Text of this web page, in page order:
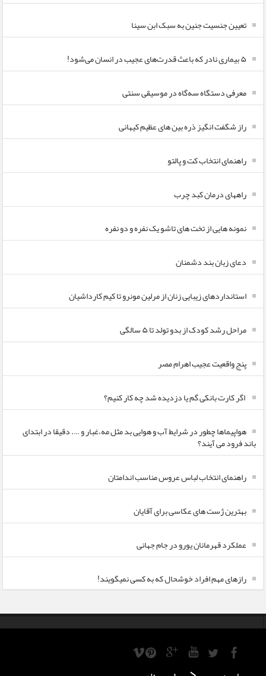
تعیین جنسیت جنین به سبک ابن سینا
۵ بیماری نادر که باعث قدرت‌های عجیب در انسان می‌شود!
معرفی دستگاه سه‌گاه در موسیقی سنتی
راز شگفت انگیز ذره بین های عظیم کیهانی
راهنمای انتخاب کت و پالتو
راههای درمان کبد چرب
نمونه هایی از تخت های تاشو یک نفره و دو نفره
دعای زبان بند دشمنان
استانداردهای زیبایی زنان از مرلین مونرو تا کیم کارداشیان
مراحل رشد کودک از بدو تولد تا ۵ سالگی
پنج واقعیت عجیب اهرام مصر
اگر کارت بانکی گم یا دزدیده شد چه کار کنیم؟
هواپیماها چطور در شرایط آب و هوایی بد مثل مه،غبار و …. دقیقا در ابتدای
باند فرود می آیند؟
راهنمای انتخاب لباس عروس مناسب اندامتان
بهترین ژست های عکاسی برای آقایان
عملکرد قهرمانان یورو در جام جهانی
رازهای مهم افراد خوشحال که به کسی نمیگویند!